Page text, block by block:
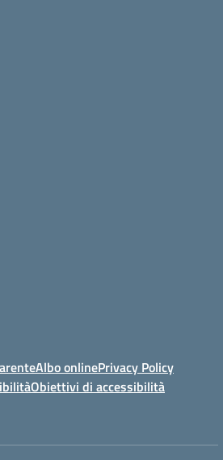
Albo onlinePrivacy Policy
Obiettivi di accessibilità